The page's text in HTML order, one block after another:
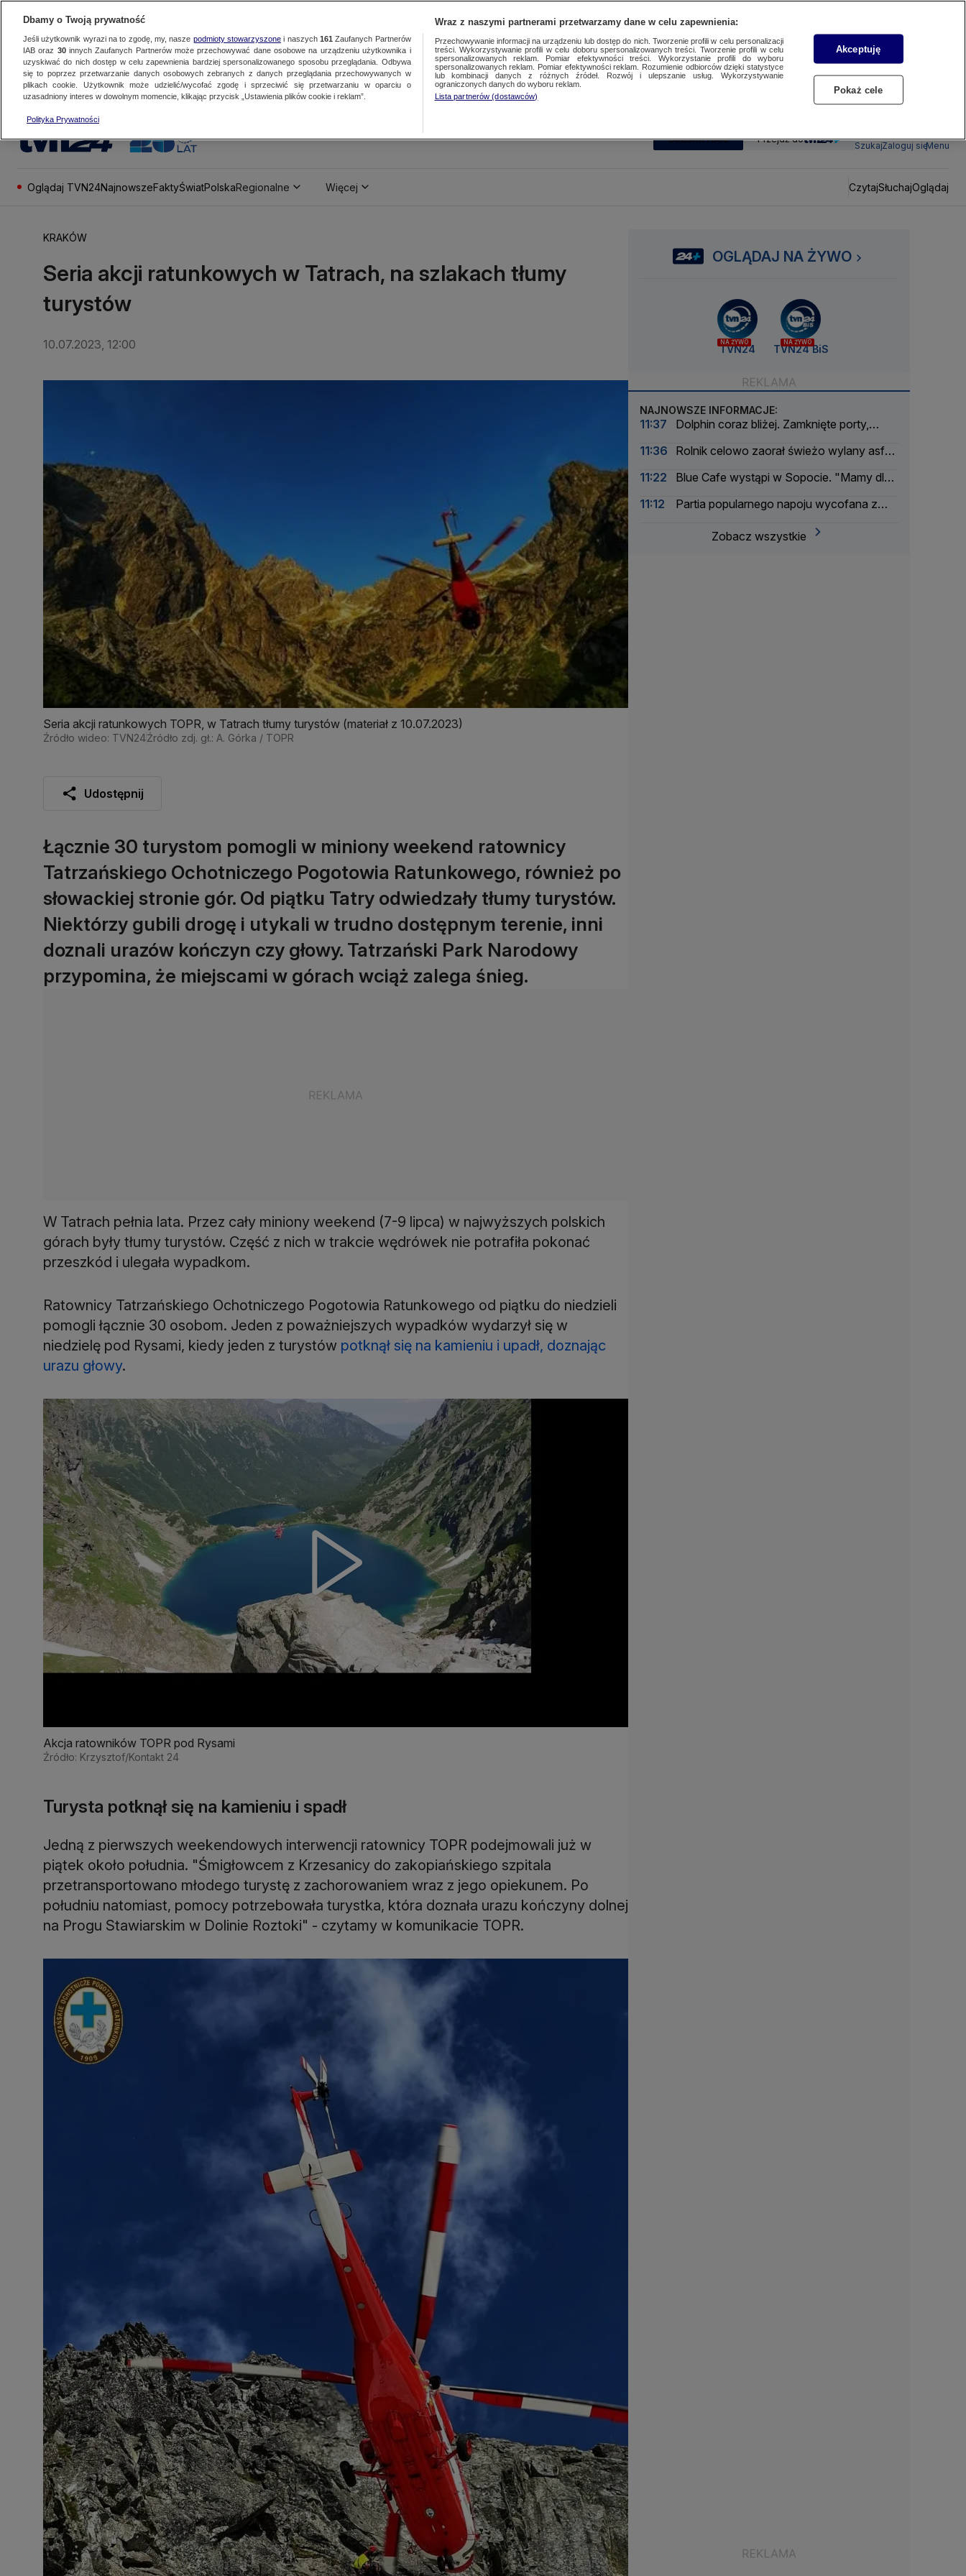
SUBSKRYBUJ Przejdź do
SzukajZaloguj sięMenu
Oglądaj TVN24NajnowszeFaktyŚwiatPolskaRegionalne Więcej CzytajSłuchajOglądaj
KRAKÓW
Seria akcji ratunkowych w Tatrach, na szlakach tłumy
turystów
10.07.2023, 12:00
Seria akcji ratunkowych TOPR, w Tatrach tłumy turystów (materiał z 10.07.2023)
Źródło wideo: TVN24Źródło zdj. gł.: A. Górka / TOPR
Udostępnij
Łącznie 30 turystom pomogli w miniony weekend ratownicy
Tatrzańskiego Ochotniczego Pogotowia Ratunkowego, również po
słowackiej stronie gór. Od piątku Tatry odwiedzały tłumy turystów.
Niektórzy gubili drogę i utykali w trudno dostępnym terenie, inni
doznali urazów kończyn czy głowy. Tatrzański Park Narodowy
przypomina, że miejscami w górach wciąż zalega śnieg.
W Tatrach pełnia lata. Przez cały miniony weekend (7-9 lipca) w najwyższych polskich
górach były tłumy turystów. Część z nich w trakcie wędrówek nie potrafiła pokonać
przeszkód i ulegała wypadkom.
Ratownicy Tatrzańskiego Ochotniczego Pogotowia Ratunkowego od piątku do niedzieli
pomogli łącznie 30 osobom. Jeden z poważniejszych wypadków wydarzył się w
niedzielę pod Rysami, kiedy jeden z turystów potknął się na kamieniu i upadł, doznając
urazu głowy.
Akcja ratowników TOPR pod Rysami
Źródło: Krzysztof/Kontakt 24
Turysta potknął się na kamieniu i spadł
Jedną z pierwszych weekendowych interwencji ratownicy TOPR podejmowali już w
piątek około południa. "Śmigłowcem z Krzesanicy do zakopiańskiego szpitala
przetransportowano młodego turystę z zachorowaniem wraz z jego opiekunem. Po
południu natomiast, pomocy potrzebowała turystka, która doznała urazu kończyny dolnej
na Progu Stawiarskim w Dolinie Roztoki" - czytamy w komunikacie TOPR.
OGLĄDAJ NA ŻYWO
NA ŻYWO
TVN24
NA ŻYWO
TVN24 BiS
NAJNOWSZE INFORMACJE:
11:37
Dolphin coraz bliżej. Zamknięte porty,
11:36
Rolnik celowo zaorał świeżo wylany asfalt
11:22
Blue Cafe wystąpi w Sopocie. "Mamy dla
11:12
Partia popularnego napoju wycofana z
Zobacz wszystkie
Dbamy o Twoją prywatność
Jeśli użytkownik wyrazi na to zgodę, my, nasze podmioty stowarzyszonei naszych 161 Zaufanych Partnerów
IAB oraz 30innych Zaufanych Partnerów może przechowywać dane osobowe na urządzeniu użytkownika i
uzyskiwać do nich dostęp w celu zapewnienia bardziej spersonalizowanego sposobu przeglądania. Odbywa
się to poprzez przetwarzanie danych osobowych zebranych z danych przeglądania przechowywanych w
plikach cookie. Użytkownik może udzielić/wycofać zgodę i sprzeciwić się przetwarzaniu w oparciu o
uzasadniony interes w dowolnym momencie, klikając przycisk „Ustawienia plików cookie i reklam”.
Polityka Prywatności
Wraz z naszymi partnerami przetwarzamy dane w celu zapewnienia:
Przechowywanie informacji na urządzeniu lub dostęp do nich. Tworzenie profili w celu personalizacji
treści. Wykorzystywanie profili w celu doboru spersonalizowanych treści. Tworzenie profili w celu
spersonalizowanych reklam. Pomiar efektywności treści. Wykorzystanie profili do wyboru
spersonalizowanych reklam. Pomiar efektywności reklam. Rozumienie odbiorców dzięki statystyce
lub kombinacji danych z różnych źródeł. Rozwój i ulepszanie usług. Wykorzystywanie
ograniczonych danych do wyboru reklam.
Lista partnerów (dostawców)
Akceptuję
Pokaż cele